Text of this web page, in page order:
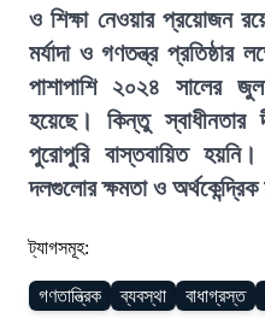
ও শিক্ষা নেওয়ার প্রয়োজন
মর্যাদা ও গণতন্ত্র প্রতিষ্ঠার
পাশাপাশি ২০২৪ সালের
হয়েছে। কিন্তু
পুরোপুরি বাস্তবায়িত
দলগুলোর ক্ষমতা ও অর্থকেন্দ্রিক
ট্যাগসমূহ:
গণতান্ত্রিক ব্যবস্থা বাধাগ্রস্ত